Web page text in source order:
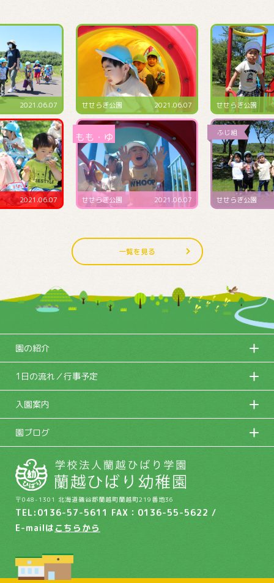
2021.06.07
2021.06.07
せせらぎ公園 2021.06.07
せせらぎ公園 2021.06.07
預かり保育にて
4･5･6月生まれ誕
一覧を見る
園の紹介
1日の流れ／行事予定
入園案内
園ブログ
〒048-1301 北海道磯谷郡蘭越町蘭越町219番地36
TEL:0136-57-5611 FAX：0136-55-5622 /
E-mailは こちらから